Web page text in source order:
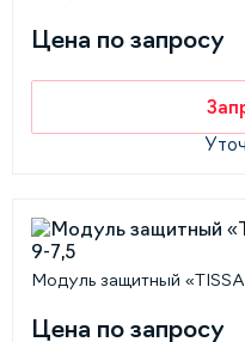
Цена по запросу
Модуль защитный
Цена по запросу